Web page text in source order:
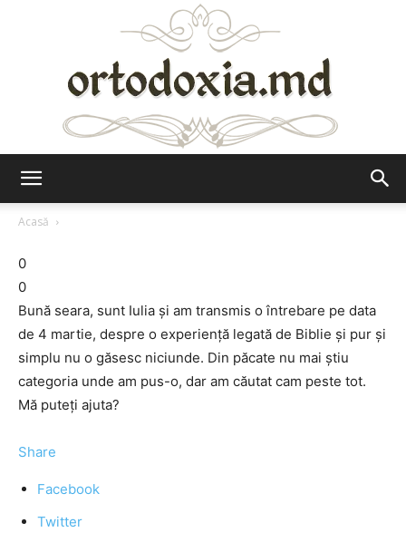
Acasă
0
0
Bună seara, sunt Iulia şi am transmis o întrebare pe data
de 4 martie, despre o experienţă legată de Biblie şi pur şi
simplu nu o găsesc niciunde. Din păcate nu mai ştiu
categoria unde am pus-o, dar am căutat cam peste tot.
Mă puteţi ajuta?
Share
Facebook
Twitter